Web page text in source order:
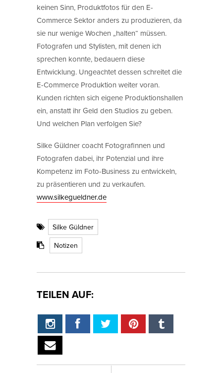
keinen Sinn, Produktfotos für den E-
Commerce Sektor anders zu produzieren, da
sie nur wenige Wochen „halten“ müssen.
Fotografen und Stylisten, mit denen ich
sprechen konnte, bedauern diese
Entwicklung. Ungeachtet dessen schreitet die
E-Commerce Produktion weiter voran.
Kunden richten sich eigene Produktionshallen
ein, anstatt ihr Geld den Studios zu geben.
Und welchen Plan verfolgen Sie?
Silke Güldner coacht Fotografinnen und
Fotografen dabei, ihr Potenzial und ihre
Kompetenz im Foto-Business zu entwickeln,
zu präsentieren und zu verkaufen.
www.silkegueldner.de
Silke Güldner
Notizen
TEILEN AUF: